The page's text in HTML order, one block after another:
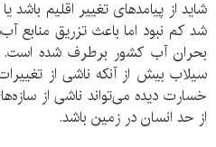
شاید از پیامد‌های تغییر اقلیم باشد
شد کم نبود اما باعث تزریق
بحران آب کشور برطرف شده است.
سیلاب بیش از آنکه ناشی از
خسارت دیده می‌تواند ناشی از
از حد انسان در زمین باشد.